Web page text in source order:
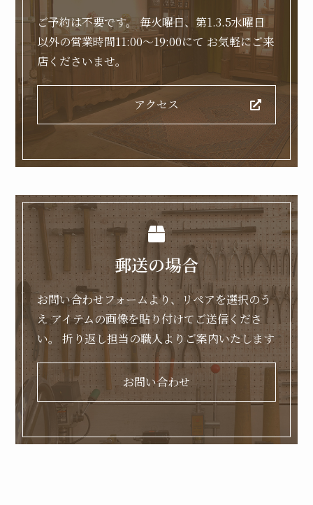
ご予約は不要です。毎火曜日、第1.3.5水曜日
以外の営業時間11:00～19:00にて お気軽にご来
店くださいませ。
アクセス
郵送の場合
お問い合わせフォームより、リペアを選択のう
えアイテムの画像を貼り付けてご送信くださ
い。
折り返し担当の職人よりご案内いたします
お問い合わせ